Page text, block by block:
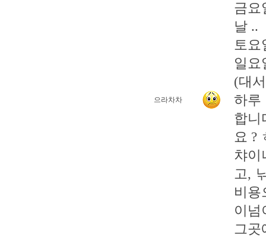
으라차차
금요
날 ..
토요
일
(대
하루
합니
요 ?
챠이
고,
비용
이넘
그곳